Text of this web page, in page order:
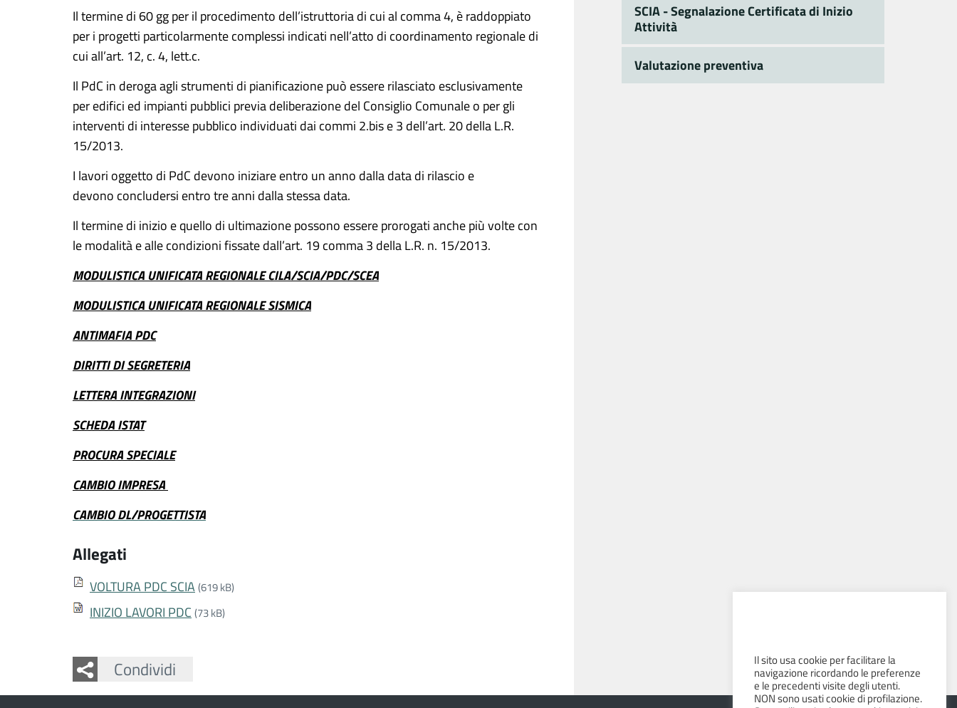
Il termine di 60 gg per il procedimento dell’istruttoria di cui al comma 4, è raddoppiato
per i progetti particolarmente complessi indicati nell’atto di coordinamento regionale di
cui all’art. 12, c. 4, lett.c.
Il PdC in deroga agli strumenti di pianificazione può essere rilasciato esclusivamente
per edifici ed impianti pubblici previa deliberazione del Consiglio Comunale o per gli
interventi di interesse pubblico individuati dai commi 2.bis e 3 dell’art. 20 della L.R.
15/2013.
I lavori oggetto di PdC devono iniziare entro un anno dalla data di rilascio e
devono concludersi entro tre anni dalla stessa data.
Il termine di inizio e quello di ultimazione possono essere prorogati anche più volte con
le modalità e alle condizioni fissate dall’art. 19 comma 3 della L.R. n. 15/2013.
MODULISTICA UNIFICATA REGIONALE CILA/SCIA/PDC/SCEA
MODULISTICA UNIFICATA REGIONALE SISMICA
ANTIMAFIA PDC
DIRITTI DI SEGRETERIA
LETTERA INTEGRAZIONI
SCHEDA ISTAT
PROCURA SPECIALE
CAMBIO IMPRESA
CAMBIO DL/PROGETTISTA
Allegati
VOLTURA PDC SCIA(619 kB)
INIZIO LAVORI PDC (73 kB)
Condividi
Facebook
Twitter
Whatsapp
SCIA - Segnalazione Certificata di Inizio
Attività
Valutazione preventiva
Il sito usa cookie per facilitare la
navigazione ricordando le preferenze
e le precedenti visite degli utenti.
NON sono usati cookie di profilazione.